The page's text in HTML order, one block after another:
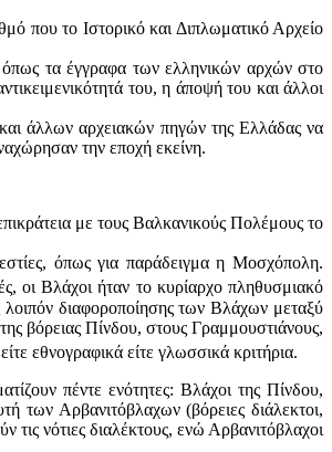
που το Ιστορικό και Διπλωματικό Αρχείο
τα έγγραφα των ελληνικών αρχών στο
του, η άποψή του και άλλοι
άλλων αρχειακών πηγών της Ελλάδας να
την εποχή εκείνη.
με τους Βαλκανικούς Πολέμους το
όπως για παράδειγμα η Μοσχόπολη.
οι Βλάχοι ήταν το κυρίαρχο πληθυσμιακό
λοιπόν διαφοροποίησης των Βλάχων μεταξύ
βόρειας Πίνδου, στους Γραμμουστιάνους,
εθνογραφικά είτε γλωσσικά κριτήρια.
πέντε ενότητες: Βλάχοι της Πίνδου,
των Αρβανιτόβλαχων (βόρειες διάλεκτοι,
τις νότιες διαλέκτους, ενώ Αρβανιτόβλαχοι